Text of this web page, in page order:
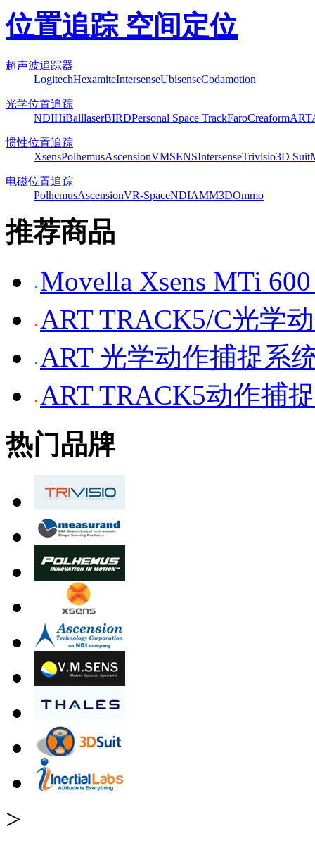
位置追踪 空间定位
超声波追踪器
LogitechHexamiteIntersenseUbisenseCodamotion
光学位置追踪
NDIHiBalllaserBIRDPersonal Space TrackFaroCreaformART
惯性位置追踪
XsensPolhemusAscensionVMSENSIntersenseTrivisio3D Suit
电磁位置追踪
PolhemusAscensionVR-SpaceNDIAMM3DOmmo
推荐商品
Movella Xsens MTi
ART TRACK5/C光学
ART 光学动作捕捉系
ART TRACK5动作捕
热门品牌
>